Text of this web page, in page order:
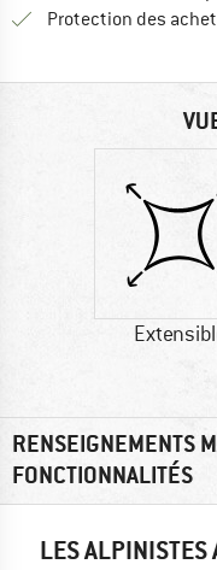
Protection des
RENSEIGNEMENTS
FONCTIONNALITÉS
LES ALPINISTES